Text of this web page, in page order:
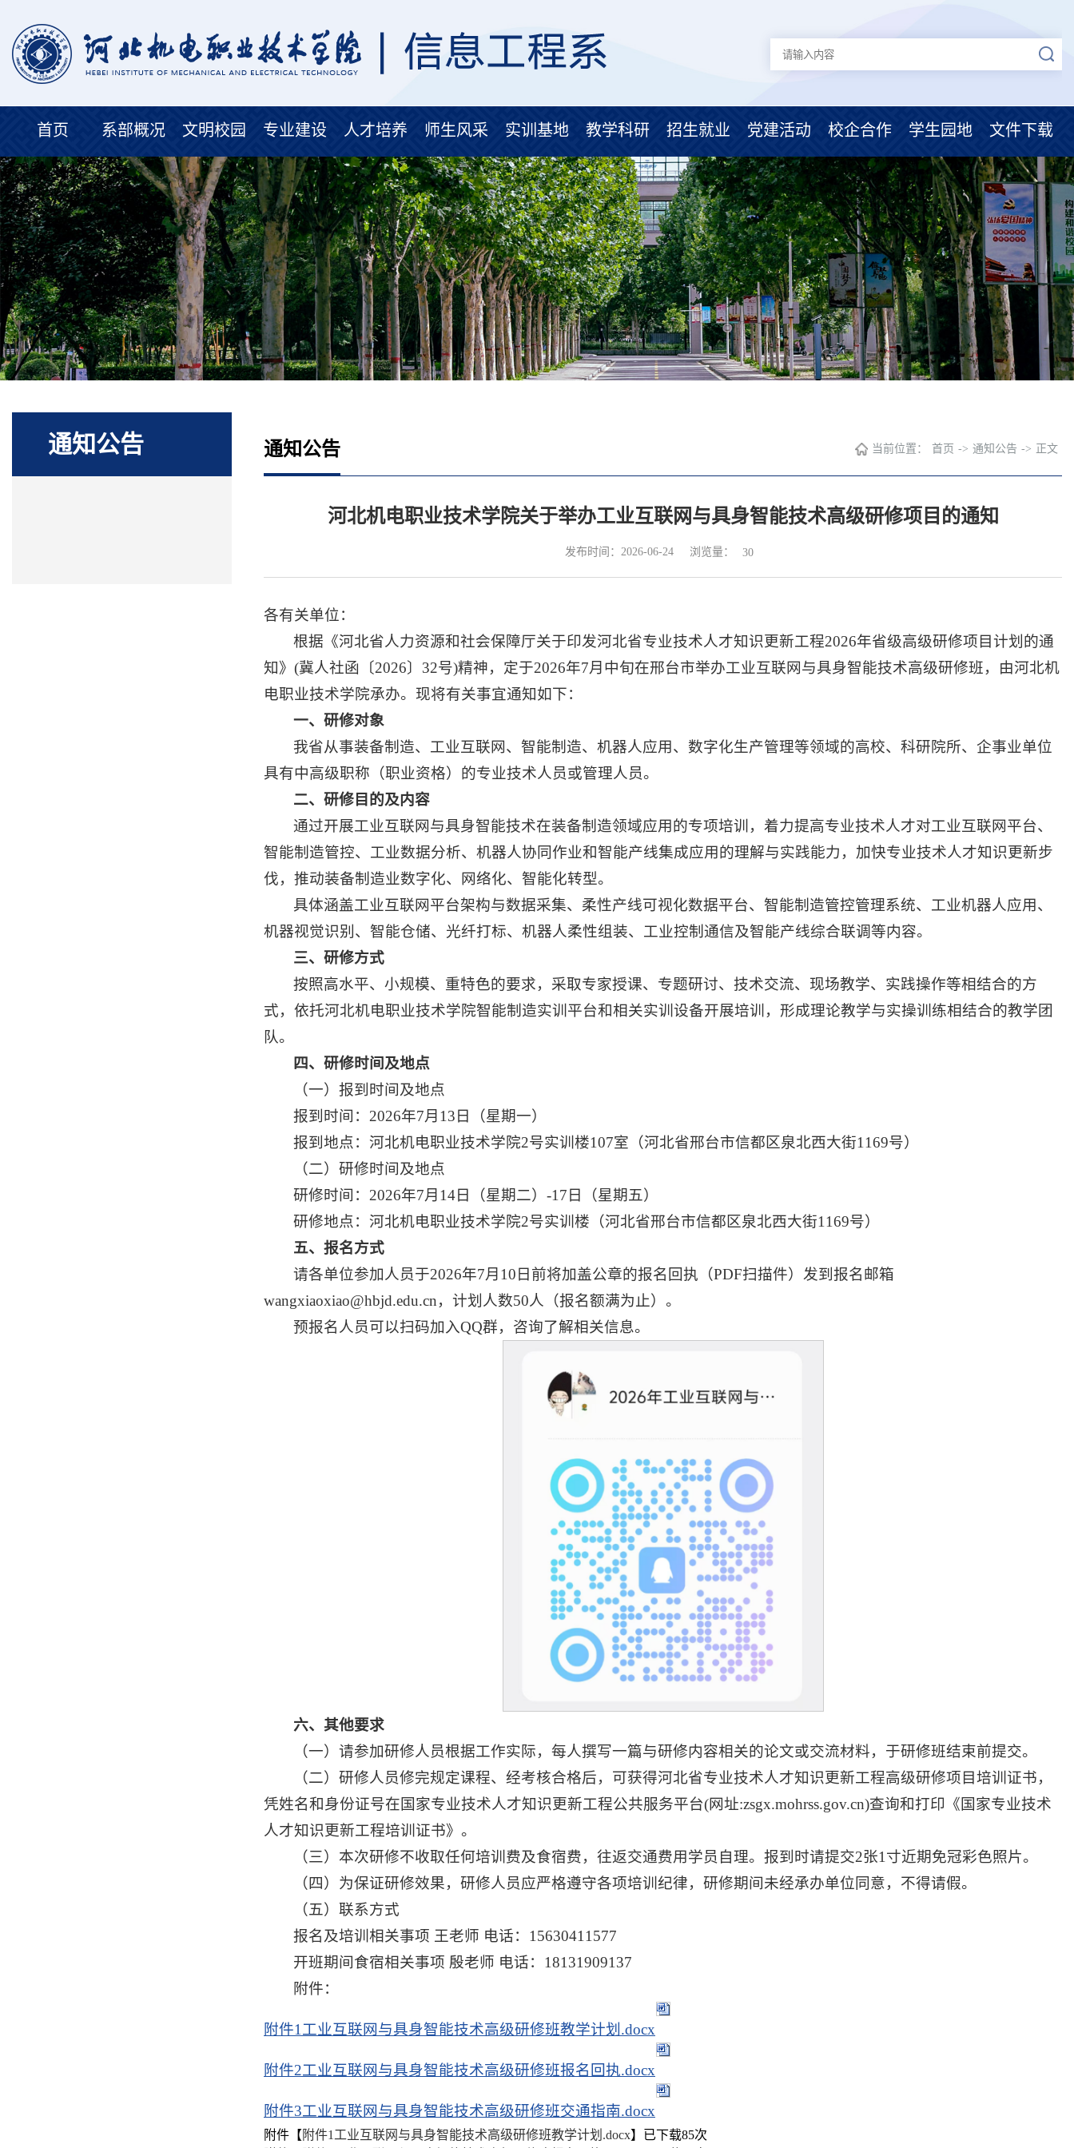
首页 系部概况 文明校园 专业建设 人才培养 师生风采 实训基地 教学科研 招生就业 党建活动 校企合作 学生园地 文件下载
通知公告 通知公告 当前位置： 首页 -> 通知公告 -> 正文
河北机电职业技术学院关于举办工业互联网与具身智能技术高级研修项目的通知
发布时间：2026-06-24 浏览量： 30
各有关单位：
根据《河北省人力资源和社会保障厅关于印发河北省专业技术人才知识更新工程2026年省级高级研修项目计划的通
知》(冀人社函〔2026〕32号)精神，定于2026年7月中旬在邢台市举办工业互联网与具身智能技术高级研修班，由河北机
电职业技术学院承办。现将有关事宜通知如下：
一、研修对象
我省从事装备制造、工业互联网、智能制造、机器人应用、数字化生产管理等领域的高校、科研院所、企事业单位
具有中高级职称（职业资格）的专业技术人员或管理人员。
二、研修目的及内容
通过开展工业互联网与具身智能技术在装备制造领域应用的专项培训，着力提高专业技术人才对工业互联网平台、
智能制造管控、工业数据分析、机器人协同作业和智能产线集成应用的理解与实践能力，加快专业技术人才知识更新步
伐，推动装备制造业数字化、网络化、智能化转型。
具体涵盖工业互联网平台架构与数据采集、柔性产线可视化数据平台、智能制造管控管理系统、工业机器人应用、
机器视觉识别、智能仓储、光纤打标、机器人柔性组装、工业控制通信及智能产线综合联调等内容。
三、研修方式
按照高水平、小规模、重特色的要求，采取专家授课、专题研讨、技术交流、现场教学、实践操作等相结合的方
式，依托河北机电职业技术学院智能制造实训平台和相关实训设备开展培训，形成理论教学与实操训练相结合的教学团
队。
四、研修时间及地点
（一）报到时间及地点
报到时间：2026年7月13日（星期一）
报到地点：河北机电职业技术学院2号实训楼107室（河北省邢台市信都区泉北西大街1169号）
（二）研修时间及地点
研修时间：2026年7月14日（星期二）-17日（星期五）
研修地点：河北机电职业技术学院2号实训楼（河北省邢台市信都区泉北西大街1169号）
五、报名方式
请各单位参加人员于2026年7月10日前将加盖公章的报名回执（PDF扫描件）发到报名邮箱
wangxiaoxiao@hbjd.edu.cn，计划人数50人（报名额满为止）。
预报名人员可以扫码加入QQ群，咨询了解相关信息。
六、其他要求
（一）请参加研修人员根据工作实际，每人撰写一篇与研修内容相关的论文或交流材料，于研修班结束前提交。
（二）研修人员修完规定课程、经考核合格后，可获得河北省专业技术人才知识更新工程高级研修项目培训证书，
凭姓名和身份证号在国家专业技术人才知识更新工程公共服务平台(网址:zsgx.mohrss.gov.cn)查询和打印《国家专业技术
人才知识更新工程培训证书》。
（三）本次研修不收取任何培训费及食宿费，往返交通费用学员自理。报到时请提交2张1寸近期免冠彩色照片。
（四）为保证研修效果，研修人员应严格遵守各项培训纪律，研修期间未经承办单位同意，不得请假。
（五）联系方式
报名及培训相关事项 王老师 电话：15630411577
开班期间食宿相关事项 殷老师 电话：18131909137
附件：
附件1工业互联网与具身智能技术高级研修班教学计划.docx
附件2工业互联网与具身智能技术高级研修班报名回执.docx
附件3工业互联网与具身智能技术高级研修班交通指南.docx
附件【 附件1工业互联网与具身智能技术高级研修班教学计划.docx】已下载85次